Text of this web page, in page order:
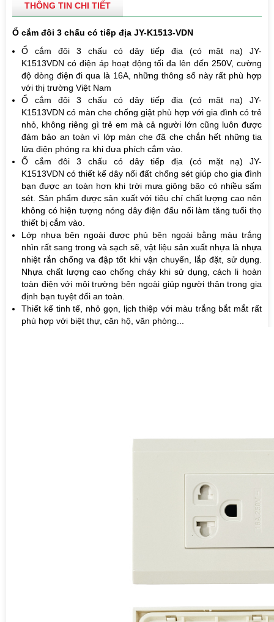
THÔNG TIN CHI TIẾT
Ổ cắm đôi 3 chấu có tiếp địa JY-K1513-VDN
Ổ cắm đôi 3 chấu có dây tiếp địa (có mặt nạ) JY-
K1513VDN có điện áp hoạt động tối đa lên đến 250V, cường
độ dòng điện đi qua là 16A, những thông số này rất phù hợp
với thị trường Việt Nam
Ổ cắm đôi 3 chấu có dây tiếp địa (có mặt nạ) JY-
K1513VDN có màn che chống giật phù hợp với gia đình có trẻ
nhỏ, không riêng gì trẻ em mà cả người lớn cũng luôn được
đảm bảo an toàn vì lớp màn che đã che chắn hết những tia
lửa điện phóng ra khi đưa phích cắm vào.
Ổ cắm đôi 3 chấu có dây tiếp địa (có mặt nạ) JY-
K1513VDN có thiết kế dây nối đất chống sét giúp cho gia đình
bạn được an toàn hơn khi trời mưa giông bão có nhiều sấm
sét. Sản phẩm được sản xuất với tiêu chí chất lượng cao nên
không có hiện tượng nóng dây điện đấu nối làm tăng tuổi thọ
thiết bị cắm vào.
Lớp nhựa bên ngoài được phủ bên ngoài bằng màu trắng
nhìn rất sang trong và sạch sẽ, vật liệu sản xuất nhựa là nhựa
nhiệt rắn chống va đập tốt khi vận chuyển, lắp đặt, sử dụng.
Nhựa chất lượng cao chống cháy khi sử dụng, cách li hoàn
toàn điện với môi trường bên ngoài giúp người thân trong gia
định bạn tuyệt đối an toàn.
Thiết kế tinh tế, nhỏ gọn, lịch thiệp với màu trắng bắt mắt rất
phù hợp với biệt thự, căn hộ, văn phòng...